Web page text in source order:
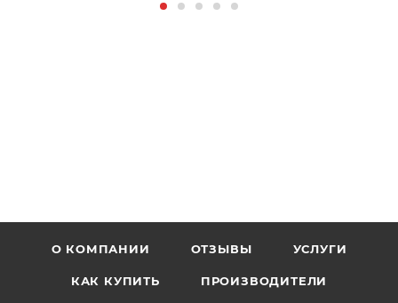
О КОМПАНИИ ОТЗЫВЫ УСЛУГИ
КАК КУПИТЬ ПРОИЗВОДИТЕЛИ